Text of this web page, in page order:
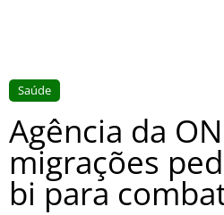
Saúde
Agência da
migrações
bi para